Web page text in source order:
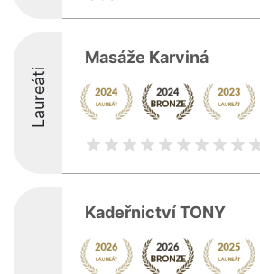
Laureáti
Masáže Karviná
Kadeřnictví TONY